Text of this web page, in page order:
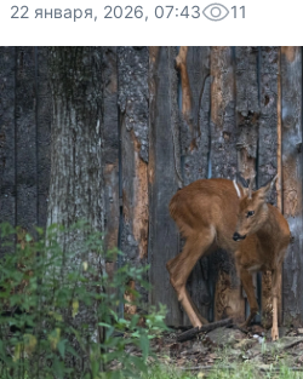
22 января, 2026, 07:43 11